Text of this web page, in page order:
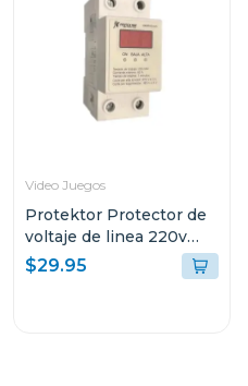
Video Juegos
Protektor Protector de
voltaje de linea 220v
con supresor de picos
parphd
$29.95